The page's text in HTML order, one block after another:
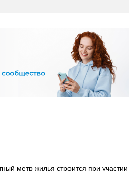
метр жилья строится при участии